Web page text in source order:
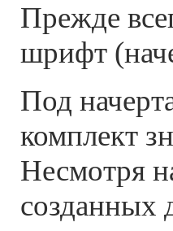
Прежде
шрифт
Под
комплект
Несмотря
созданных